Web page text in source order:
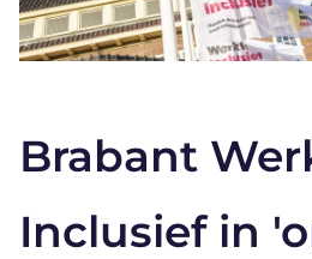
Brabant
Inclusief in